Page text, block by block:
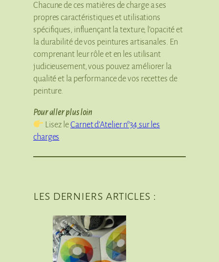
Chacune de ces matières de charge a ses
propres caractéristiques et utilisations
spécifiques, influençant la texture, l’opacité et
la durabilité de vos peintures artisanales. En
comprenant leur rôle et en les utilisant
judicieusement, vous pouvez améliorer la
qualité et la performance de vos recettes de
peinture.
Pour aller plus loin
Lisez leCarnet d’Atelier n°34 sur les
charges
les derniers articles :